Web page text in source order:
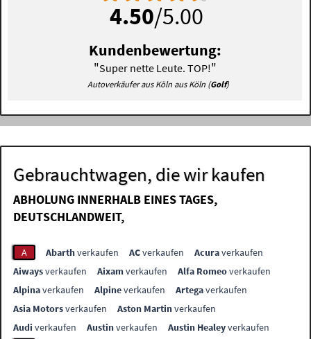
4.50/5.00
Kundenbewertung:
"Super nette Leute. TOP!"
Autoverkäufer aus Köln aus Köln (Golf)
Gebrauchtwagen, die wir kaufen
ABHOLUNG INNERHALB EINES TAGES,
DEUTSCHLANDWEIT,
A Abarthverkaufen ACverkaufen Acuraverkaufen
Aiwaysverkaufen Aixamverkaufen Alfa Romeoverkaufen
Alpinaverkaufen Alpineverkaufen Artegaverkaufen
Asia Motorsverkaufen Aston Martinverkaufen
Audi verkaufen Austinverkaufen Austin Healeyverkaufen